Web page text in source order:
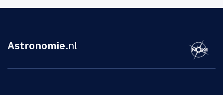
Astronomie.nl